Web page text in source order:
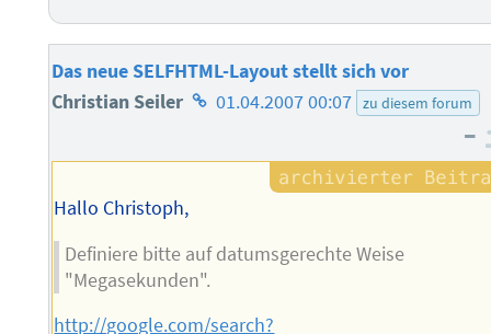
Das neue SELFHTML-Layout stellt sich vor
Christian Seiler Homepage
Autors
01.04.2007 00:07 zu diesem forum
–
Hallo Christoph,
Definiere bitte auf datumsgerechte Weise
"Megasekunden".
http://google.com/search?